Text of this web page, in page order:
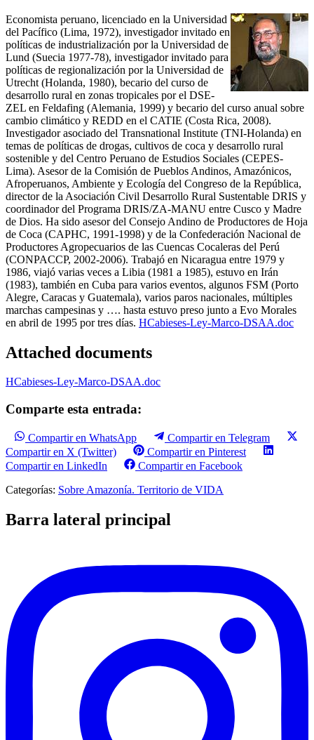
Economista peruano, licenciado en la Universidad
del Pacífico (Lima, 1972), investigador invitado en
políticas de industrialización por la Universidad de
Lund (Suecia 1977-78), investigador invitado para
políticas de regionalización por la Universidad de
Utrecht (Holanda, 1980), becario del curso de
desarrollo rural en zonas tropicales por el DSE-
ZEL en Feldafing (Alemania, 1999) y becario del curso anual sobre
cambio climático y REDD en el CATIE (Costa Rica, 2008).
Investigador asociado del Transnational Institute (TNI-Holanda) en
temas de políticas de drogas, cultivos de coca y desarrollo rural
sostenible y del Centro Peruano de Estudios Sociales (CEPES-
Lima). Asesor de la Comisión de Pueblos Andinos, Amazónicos,
Afroperuanos, Ambiente y Ecología del Congreso de la República,
director de la Asociación Civil Desarrollo Rural Sustentable DRIS y
coordinador del Programa DRIS/ZA-MANU entre Cusco y Madre
de Dios. Ha sido asesor del Consejo Andino de Productores de Hoja
de Coca (CAPHC, 1991-1998) y de la Confederación Nacional de
Productores Agropecuarios de las Cuencas Cocaleras del Perú
(CONPACCP, 2002-2006). Trabajó en Nicaragua entre 1979 y
1986, viajó varias veces a Libia (1981 a 1985), estuvo en Irán
(1983), también en Cuba para varios eventos, algunos FSM (Porto
Alegre, Caracas y Guatemala), varios paros nacionales, múltiples
marchas campesinas y …. hasta estuvo preso junto a Evo Morales
en abril de 1995 por tres días. HCabieses-Ley-Marco-DSAA.doc
Attached documents
HCabieses-Ley-Marco-DSAA.doc
Comparte esta entrada:
Compartir en WhatsApp
Compartir en Telegram
Compartir en X (Twitter)
Compartir en Pinterest
Compartir en LinkedIn
Compartir en Facebook
Categorías: Sobre Amazonía. Territorio de VIDA
Barra lateral principal